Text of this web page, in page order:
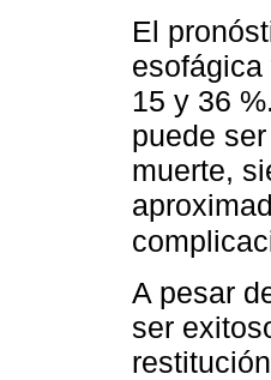
El
15 y 36
puede
muerte,
A pesar
ser